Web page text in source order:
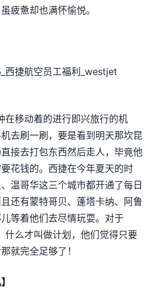
疲惫却也满怀愉悦。
在移动着的进行即兴旅行的机
去刷一刷，要是看到明天那坎昆
接去打包东西然后走人，毕竟他
花钱的。西捷在今年夏天的时
温哥华这三个城市都开通了每日
还有蒙特哥贝、蓬塔卡纳、阿鲁
等着他们去尽情玩耍。对于
什么才叫做计划，他们觉得只要
就完全足够了！